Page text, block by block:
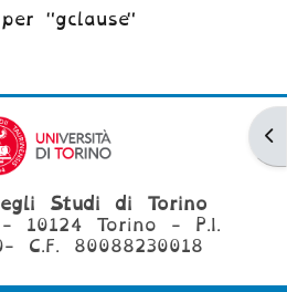
"gclause"
Studi di Torino
10124 Torino - P.I.
C.F. 80088230018